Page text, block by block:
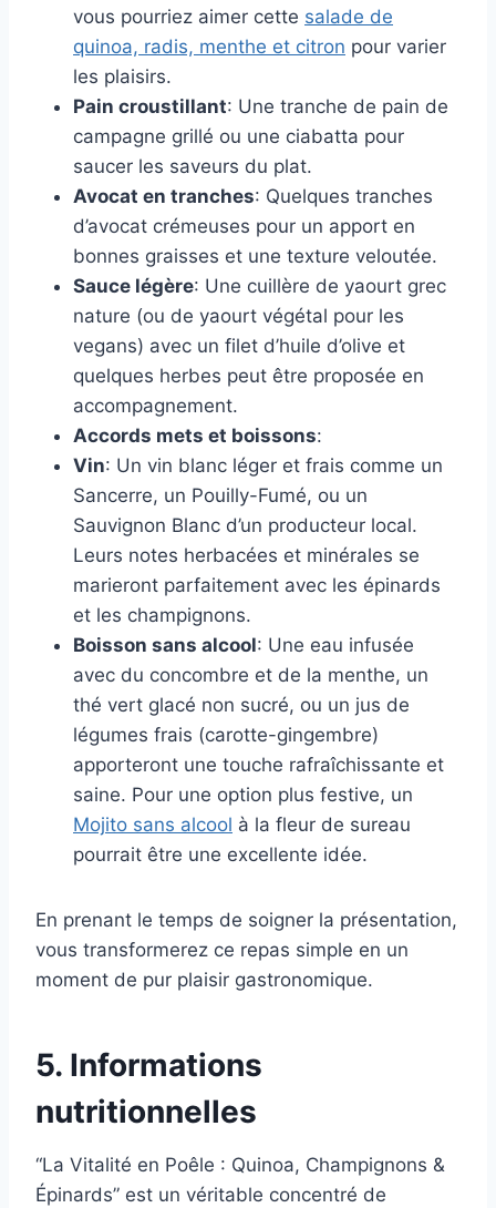
vous pourriez aimer cette salade de
quinoa, radis, menthe et citron pour varier
les plaisirs.
Pain croustillant: Une tranche de pain de
campagne grillé ou une ciabatta pour
saucer les saveurs du plat.
Avocat en tranches: Quelques tranches
d’avocat crémeuses pour un apport en
bonnes graisses et une texture veloutée.
Sauce légère: Une cuillère de yaourt grec
nature (ou de yaourt végétal pour les
vegans) avec un filet d’huile d’olive et
quelques herbes peut être proposée en
accompagnement.
Accords mets et boissons:
Vin: Un vin blanc léger et frais comme un
Sancerre, un Pouilly-Fumé, ou un
Sauvignon Blanc d’un producteur local.
Leurs notes herbacées et minérales se
marieront parfaitement avec les épinards
et les champignons.
Boisson sans alcool: Une eau infusée
avec du concombre et de la menthe, un
thé vert glacé non sucré, ou un jus de
légumes frais (carotte-gingembre)
apporteront une touche rafraîchissante et
saine. Pour une option plus festive, un
Mojito sans alcool à la fleur de sureau
pourrait être une excellente idée.
En prenant le temps de soigner la présentation,
vous transformerez ce repas simple en un
moment de pur plaisir gastronomique.
5. Informations
nutritionnelles
“La Vitalité en Poêle : Quinoa, Champignons &
Épinards” est un véritable concentré de